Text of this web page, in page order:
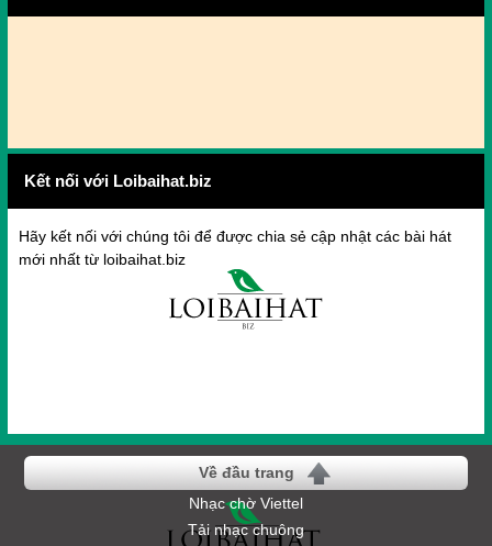
Kết nối với Loibaihat.biz
Hãy kết nối với chúng tôi để được chia sẻ cập nhật các bài hát
mới nhất từ loibaihat.biz
Về đầu trang
Nhạc chờ Viettel
Tải nhạc chuông